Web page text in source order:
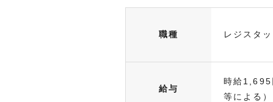
職種 レジスタ
給与
時給1,695
等による